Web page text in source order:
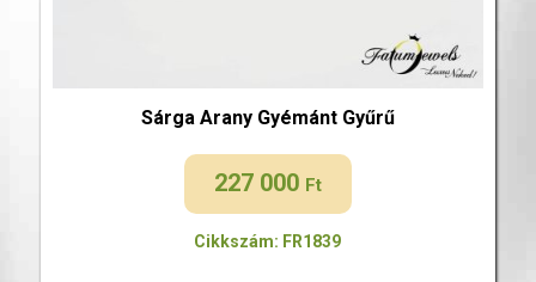
Sárga Arany Gyémánt Gyűrű
227 000 Ft
Cikkszám: FR1839